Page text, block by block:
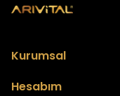
Kurumsal
Hesabım